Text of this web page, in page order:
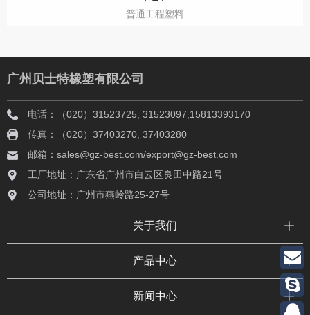
普通工程塑料
广州贝士特橡塑有限公司
电话：（020）31523725, 31523097,15813393170
传真：（020）37403270, 37403280
邮箱：sales@gz-best.com/export@gz-best.com
工厂地址：广东省广州市白云区良田中路21号
公司地址：广州市燕岭路25-27号
关于我们
产品中心
新闻中心